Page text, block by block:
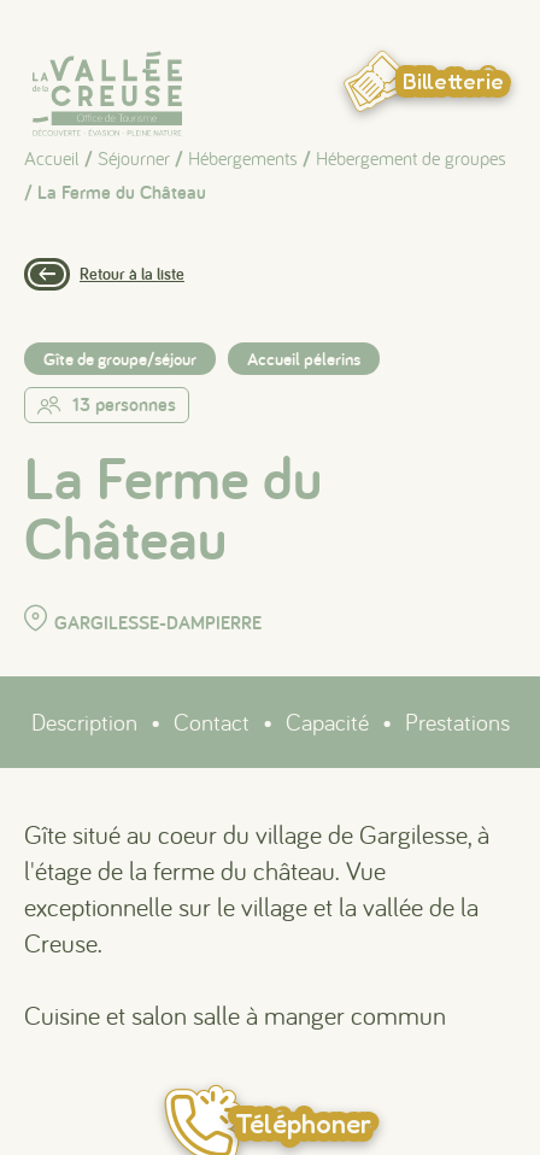
Billetterie
Accueil / Séjourner / Hébergements / Hébergement de groupes
/ La Ferme du Château
Retour à la liste
Gîte de groupe/séjour Accueil pélerins
13 personnes
La Ferme du
Château
GARGILESSE-DAMPIERRE
Description • Contact • Capacité • Prestations
Gîte situé au coeur du village de Gargilesse, à
l'étage de la ferme du château. Vue
exceptionnelle sur le village et la vallée de la
Creuse.
Cuisine et salon salle à manger commun
Téléphoner